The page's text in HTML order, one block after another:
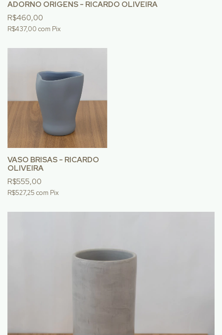
ADORNO ORIGENS - RICARDO OLIVEIRA
R$460,00
R$437,00 com Pix
VASO BRISAS - RICARDO
OLIVEIRA
R$555,00
R$527,25 com Pix